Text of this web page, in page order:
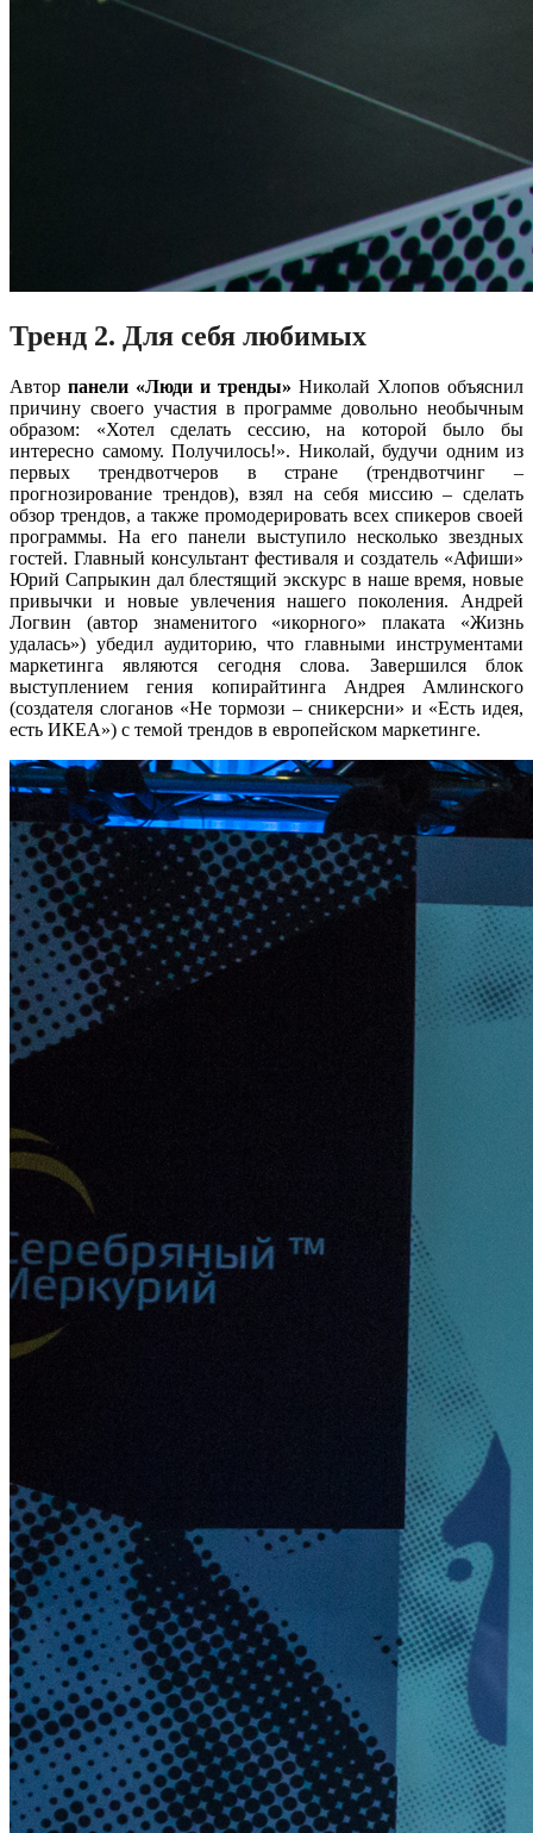
Тренд 2. Для себя любимых
Автор панели «Люди и тренды» Николай Хлопов объяснил
причину своего участия в программе довольно необычным
образом: «Хотел сделать сессию, на которой было бы
интересно самому. Получилось!». Николай, будучи одним из
первых трендвотчеров в стране (трендвотчинг –
прогнозирование трендов), взял на себя миссию – сделать
обзор трендов, а также промодерировать всех спикеров своей
программы. На его панели выступило несколько звездных
гостей. Главный консультант фестиваля и создатель «Афиши»
Юрий Сапрыкин дал блестящий экскурс в наше время, новые
привычки и новые увлечения нашего поколения. Андрей
Логвин (автор знаменитого «икорного» плаката «Жизнь
удалась») убедил аудиторию, что главными инструментами
маркетинга являются сегодня слова. Завершился блок
выступлением гения копирайтинга Андрея Амлинского
(создателя слоганов «Не тормози – сникерсни» и «Есть идея,
есть ИКЕА») с темой трендов в европейском маркетинге.